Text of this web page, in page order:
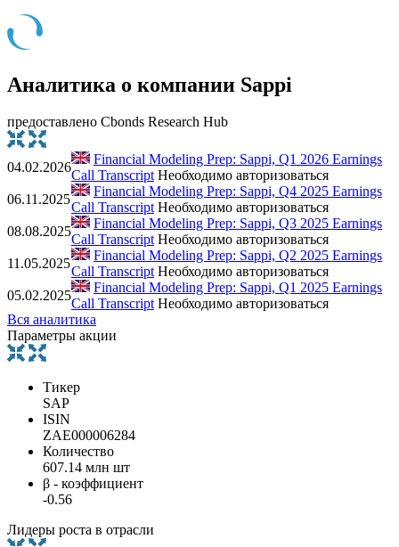
Аналитика о компании Sappi
предоставлено Cbonds Research Hub
04.02.2026
Financial Modeling Prep: Sappi, Q1 2026 Earnings
Call Transcript Необходимо авторизоваться
06.11.2025
Financial Modeling Prep: Sappi, Q4 2025 Earnings
Call Transcript Необходимо авторизоваться
08.08.2025
Financial Modeling Prep: Sappi, Q3 2025 Earnings
Call Transcript Необходимо авторизоваться
11.05.2025
Financial Modeling Prep: Sappi, Q2 2025 Earnings
Call Transcript Необходимо авторизоваться
05.02.2025
Financial Modeling Prep: Sappi, Q1 2025 Earnings
Call Transcript Необходимо авторизоваться
Вся аналитика
Параметры акции
Тикер
SAP
ISIN
ZAE000006284
Количество
607.14 млн шт
β - коэффициент
-0.56
Лидеры роста в отрасли